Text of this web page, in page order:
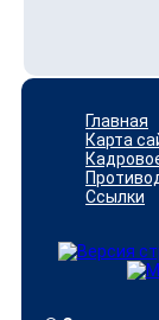
Главная
Карта
Ссылки